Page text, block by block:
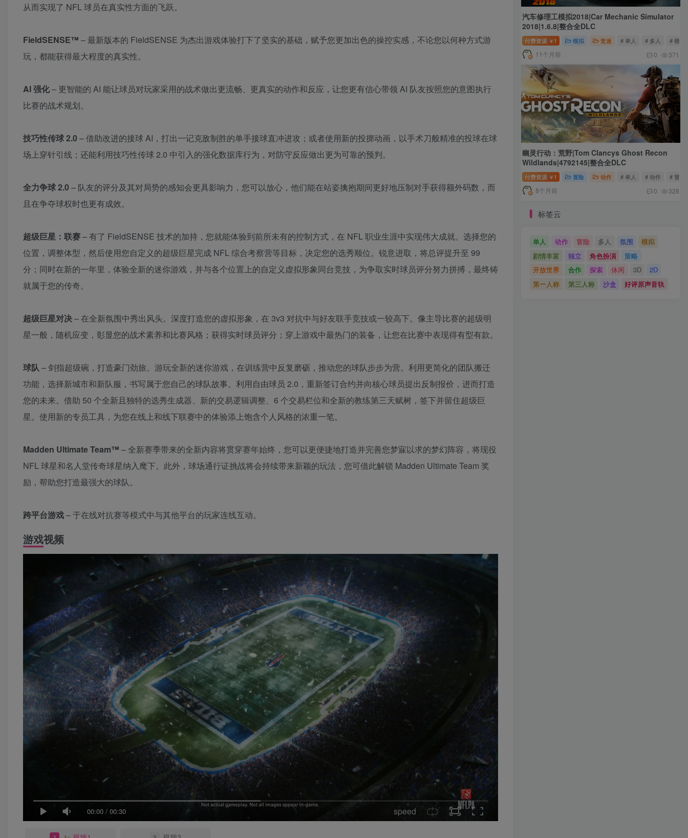
从而实现了 NFL 球员在真实性方面的飞跃。
FieldSENSE™ – 最新版本的 FieldSENSE 为杰出游戏体验打下了坚实的基础，赋予您更加出色的操控实感，不论您以何种方式游
玩，都能获得最大程度的真实性。
AI 强化– 更智能的 AI 能让球员对玩家采用的战术做出更流畅、更真实的动作和反应，让您更有信心带领 AI 队友按照您的意图执行
比赛的战术规划。
技巧性传球 2.0 – 借助改进的接球 AI，打出一记克敌制胜的单手接球直冲进攻；或者使用新的投掷动画，以手术刀般精准的投球在球
场上穿针引线；还能利用技巧性传球 2.0 中引入的强化数据库行为，对防守反应做出更为可靠的预判。
全力争球 2.0 – 队友的评分及其对局势的感知会更具影响力，您可以放心，他们能在站姿擒抱期间更好地压制对手获得额外码数，而
且在争夺球权时也更有成效。
超级巨星：联赛– 有了 FieldSENSE 技术的加持，您就能体验到前所未有的控制方式，在 NFL 职业生涯中实现伟大成就。选择您的
位置，调整体型，然后使用您自定义的超级巨星完成 NFL 综合考察营等目标，决定您的选秀顺位。锐意进取，将总评提升至 99
分；同时在新的一年里，体验全新的迷你游戏，并与各个位置上的自定义虚拟形象同台竞技，为争取实时球员评分努力拼搏，最终铸
就属于您的传奇。
超级巨星对决– 在全新氛围中秀出风头。深度打造您的虚拟形象，在 3v3 对抗中与好友联手竞技或一较高下。像主导比赛的超级明
星一般，随机应变，彰显您的战术素养和比赛风格；获得实时球员评分；穿上游戏中最热门的装备，让您在比赛中表现得有型有款。
球队 – 剑指超级碗，打造豪门劲旅。游玩全新的迷你游戏，在训练营中反复磨砺，推动您的球队步步为营。利用更简化的团队搬迁
功能，选择新城市和新队服，书写属于您自己的球队故事。利用自由球员 2.0，重新签订合约并向核心球员提出反制报价，进而打造
您的未来。借助 50 个全新且独特的选秀生成器、新的交易逻辑调整、6 个交易栏位和全新的教练第三天赋树，签下并留住超级巨
星。使用新的专员工具，为您在线上和线下联赛中的体验添上饱含个人风格的浓重一笔。
Madden Ultimate Team™ – 全新赛季带来的全新内容将贯穿赛年始终，您可以更便捷地打造并完善您梦寐以求的梦幻阵容，将现役
NFL 球星和名人堂传奇球星纳入麾下。此外，球场通行证挑战将会持续带来新颖的玩法，您可借此解锁 Madden Ultimate Team 奖
励，帮助您打造最强大的球队。
跨平台游戏– 于在线对抗赛等模式中与其他平台的玩家连线互动。
游戏视频
00:00 / 00:30 speed
汽车修理工模拟2018|Car Mechanic Simulator
2018|1.6.8|整合全DLC
付费资源 ￥ 1 模拟 竞速 # 单人 # 多人 # 模拟
11个月前 0 371
幽灵行动：荒野|Tom Clancys Ghost Recon
Wildlands|4792145|整合全DLC
付费资源 ￥ 1 冒险 动作 # 单人 # 动作 # 冒险
8个月前 0 328
标签云
单人 动作 冒险 多人 氛围
模拟
剧情丰富
独立 角色扮演
策略
开放世界
合作 探索 休闲 3D
2D
第一人称
第三人称 沙盒 好评原声音轨